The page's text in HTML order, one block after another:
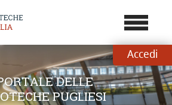
???
Accedi
DELLE
PUGLIESI